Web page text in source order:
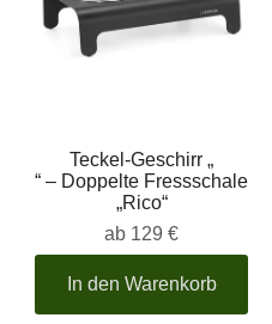
Teckel-Geschirr „
“ – Doppelte Fressschale
„Rico“
ab 129 €
In den Warenkorb